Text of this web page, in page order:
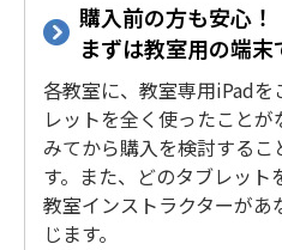
購入前の方も安心！
まずは教室用の端末
各教室に、教室専用iPad
レットを全く使ったこと
みてから購入を検討する
す。また、どのタブレット
教室インストラクターが
じます。